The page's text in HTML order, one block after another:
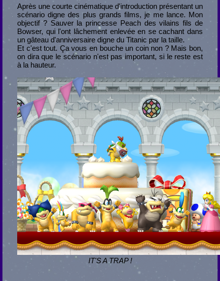
Après une courte cinématique d'introduction présentant un
scénario digne des plus grands films, je me lance. Mon
objectif ? Sauver la princesse Peach des vilains fils de
Bowser, qui l'ont lâchement enlevée en se cachant dans
un gâteau d'anniversaire digne du Titanic par la taille.
Et c'est tout. Ça vous en bouche un coin non ? Mais bon,
on dira que le scénario n'est pas important, si le reste est
à la hauteur.
IT'S A TRAP !